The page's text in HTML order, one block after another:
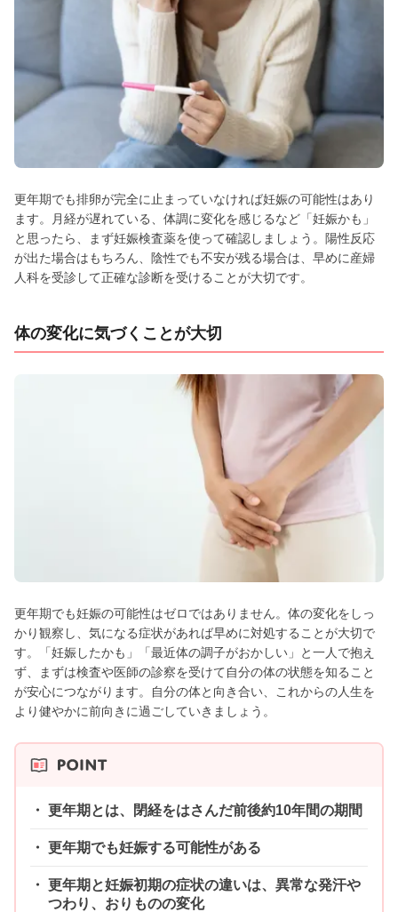
更年期でも排卵が完全に止まっていなければ妊娠の可能性はあり
ます。月経が遅れている、体調に変化を感じるなど「妊娠かも」
と思ったら、まず妊娠検査薬を使って確認しましょう。陽性反応
が出た場合はもちろん、陰性でも不安が残る場合は、早めに産婦
人科を受診して正確な診断を受けることが大切です。
体の変化に気づくことが大切
更年期でも妊娠の可能性はゼロではありません。体の変化をしっ
かり観察し、気になる症状があれば早めに対処することが大切で
す。「妊娠したかも」「最近体の調子がおかしい」と一人で抱え
ず、まずは検査や医師の診察を受けて自分の体の状態を知ること
が安心につながります。自分の体と向き合い、これからの人生を
より健やかに前向きに過ごしていきましょう。
更年期とは、閉経をはさんだ前後約10年間の期間
更年期でも妊娠する可能性がある
更年期と妊娠初期の症状の違いは、異常な発汗や
つわり、おりものの変化